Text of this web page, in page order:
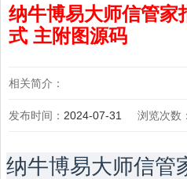
纳牛博易大师信管
式 主附图源码
相关简介：
发布时间： 2024-07-31 浏览次数：
纳牛博易大师信管